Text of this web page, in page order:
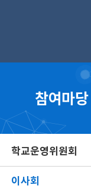
참여마당
학교운영위원회
이사회